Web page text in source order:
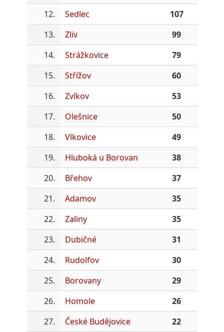
12.
Sedlec
107
13.
Zliv
99
14.
Strážkovice
79
15.
Střížov
60
16.
Zvíkov
53
17.
Olešnice
50
18.
Vlkovice
49
19.
Hluboká u Borovan
38
20.
Břehov
37
21.
Adamov
35
22.
Zaliny
35
23.
Dubičné
31
24.
Rudolfov
30
25.
Borovany
29
26.
Homole
26
27.
České Budějovice
22